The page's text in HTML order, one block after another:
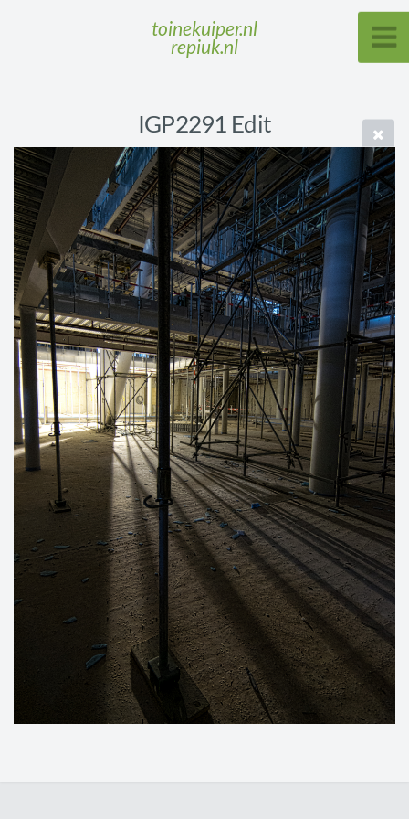
toinekuiper.nl
repiuk.nl
IGP2291 Edit